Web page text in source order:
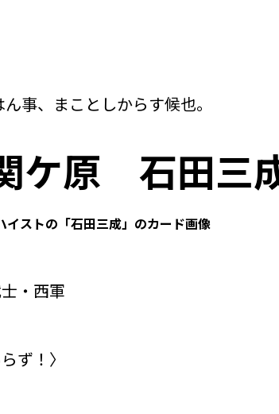
事、まことしからす候也。
ケ原 石田三
・西軍
ず！〉